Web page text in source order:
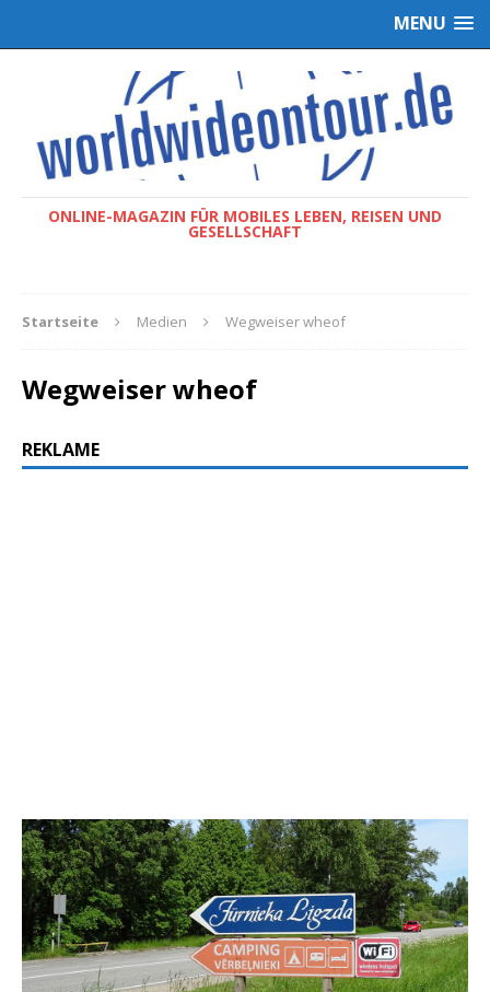
MENU
ONLINE-MAGAZIN FÜR MOBILES LEBEN, REISEN UND
GESELLSCHAFT
Startseite Medien Wegweiser wheof
Wegweiser wheof
REKLAME